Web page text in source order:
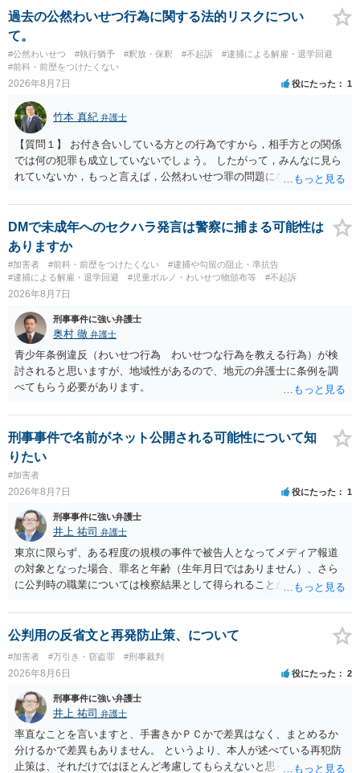
過去の公然わいせつ行為に関する法的リスクについ
て。
#公然わいせつ #執行猶予 #釈放・保釈 #不起訴
#逮捕による解雇・退学回避
#前科・前歴をつけたくない
2026年8月7日 役にたった 1
竹本 真紀 弁護士
【質問１】 お付き合いしている方との行為ですから，相手方との関係
では何の犯罪も成立していないでしょう。 したがって，みんなに見ら
れていないか，もっと言えば，公然わいせつ罪の問題にならないかの
然性は，不特定又は多数の方が認識できる状態か否かで判断されま
す。 本件は，車の中という閉鎖された空間で行っており，不特定又は
多数の方が認識するのは困難な状態ですから，公然性はないと思いま
す。 また，意図的に示そうとする故意が必要ですが，本件では，通過
する車両があると服を着ている（わいせつな状態をなくしている）の
ですから，むしろ見られないようにしており，故意が認められること
査の対象になることはありません。 警察から連絡がくることもないで
しょう。 【質問２】 見せようと思っていないことは，服を着たりする
行為から明らかです。したがいまして，注意を受けることさえありま
せん。まして，刑罰として罰せられることもありません。 【質問３】
以上のように犯罪の嫌疑が否定されますから，逮捕勾留される可能性
が成立することが前提ですので，不起訴とする理由としても前提を欠
いています。不起訴にするにしても，不起訴の可能性はありません。
あえて不起訴の理由を挙げるなら，「嫌疑不十分」か「嫌疑なし」で
す。
DMで未成年へのセクハラ発言は警察に捕まる可能性は
ありますか
#加害者 #前科・前歴をつけたくない
#逮捕や勾留の阻止・準抗告
#逮捕による解雇・退学回避
#児童ポルノ・わいせつ物頒布等 #不起訴
2026年8月7日
刑事事件に強い弁護士
奥村 徹 弁護士
青少年条例違反（わいせつ行為 わいせつな行為を教える行為）が検
討されると思いますが、地域性があるので、地元の弁護士に条例を調
べてもらう必要があります。
刑事事件で名前がネット公開される可能性について知
りたい
#加害者
2026年8月7日 役にたった 1
刑事事件に強い弁護士
井上 祐司 弁護士
東京に限らず、ある程度の規模の事件で被告人となってメディア報道
の対象となった場合、罪名と年齢（生年月日ではありません）、さら
に公判時の職業については検察結果として得られることが通常です。
公判用の反省文と再発防止策、について
#加害者 #万引き・窃盗罪 #刑事裁判
2026年8月6日 役にたった 2
刑事事件に強い弁護士
井上 祐司 弁護士
率直なことを言いますと、手書きかＰＣかで差異はなく、まとめるか
分けるかで差異もありません。 というより、本人が述べている再犯防
止策は、それだけではほとんど考慮してもらえないと思った方が良い